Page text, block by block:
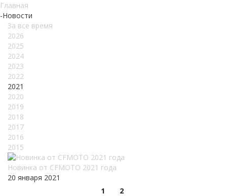
Главная
-Новости
За все время
2026
2025
2024
2023
2022
2021
2020
2019
2018
2017
2016
2015
Новинка от CFMOTO 2021 года
20 января 2021
1
2